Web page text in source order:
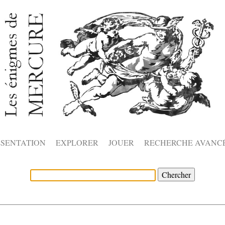
EXPLORER JOUER RECHERCHE